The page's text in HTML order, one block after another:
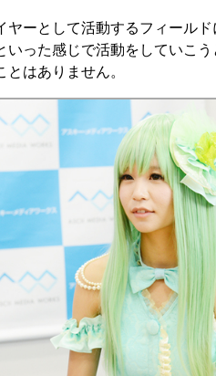
ヤーとして活動するフィール
いった感じで活動をしていこ
とはありません。